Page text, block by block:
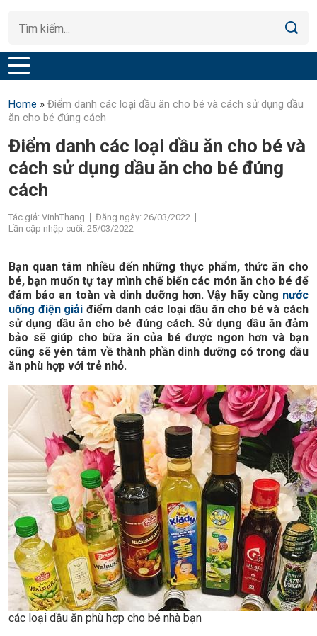
Home » Điểm danh các loại dầu ăn cho bé và cách sử dụng dầu
ăn cho bé đúng cách
Điểm danh các loại dầu ăn cho bé và
cách sử dụng dầu ăn cho bé đúng
cách
Tác giả: VinhThang
Đăng ngày: 26/03/2022
Lần cập nhập cuối: 25/03/2022
Bạn quan tâm nhiều đến những thực phẩm, thức ăn cho
bé, bạn muốn tự tay mình chế biến các món ăn cho bé để
đảm bảo an toàn và dinh dưỡng hơn. Vậy hãy cùng nước
uống điện giải điểm danh các loại dầu ăn cho bé và cách
sử dụng dầu ăn cho bé đúng cách. Sử dụng dầu ăn đảm
bảo sẽ giúp cho bữa ăn của bé được ngon hơn và bạn
cũng sẽ yên tâm về thành phần dinh dưỡng có trong dầu
ăn phù hợp với trẻ nhỏ.
các loại dầu ăn phù hợp cho bé nhà bạn